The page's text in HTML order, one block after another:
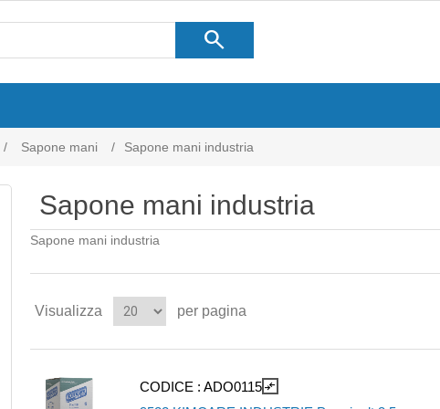
search
/ Sapone mani / Sapone mani industria
Sapone mani industria
Sapone mani industria
Visualizza per pagina
CODICE : ADO0115 compare_arrows